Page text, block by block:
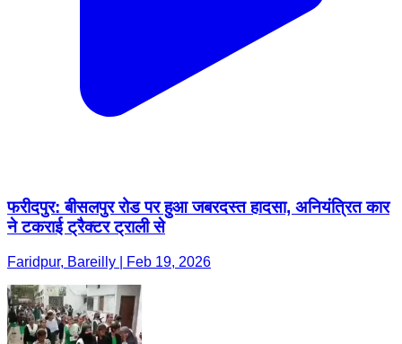
फरीदपुर: बीसलपुर रोड पर हुआ जबरदस्त हादसा, अनियंत्रित कार
ने टकराई ट्रैक्टर ट्राली से
Faridpur, Bareilly | Feb 19, 2026